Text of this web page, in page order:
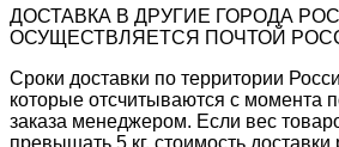
ДОСТАВКА В ДРУГИЕ ГОРОДА
ОСУЩЕСТВЛЯЕТСЯ ПОЧТОЙ
Сроки доставки по территории
которые отсчитываются с момента
заказа менеджером. Если вес
превышать 5 кг, стоимость доставки